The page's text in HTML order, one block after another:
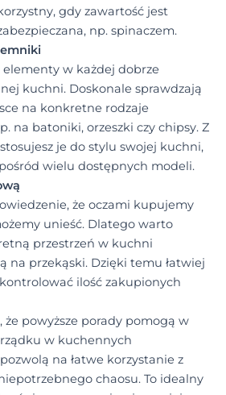
gdy zawartość jest
np. spinaczem.
elementy w każdej dobrze
kuchni. Doskonale sprawdzają
na konkretne rodzaje
na batoniki, orzeszki czy chipsy. Z
je do stylu swojej kuchni,
wielu dostępnych modeli.
że oczami kupujemy
unieść. Dlatego warto
przestrzeń w kuchni
na przekąski. Dzięki temu łatwiej
ilość zakupionych
że powyższe porady pomogą w
w kuchennych
na łatwe korzystanie z
chaosu. To idealny